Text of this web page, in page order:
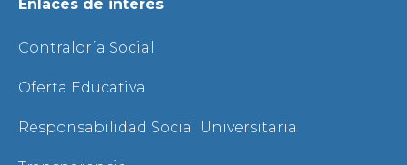
Enlaces de interés
Contraloría Social
Oferta Educativa
Responsabilidad Social Universitaria